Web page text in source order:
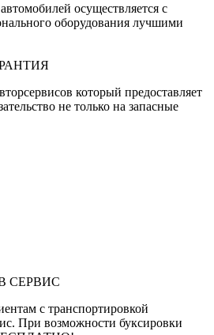
осуществляется с
оборудования лучшими
который предоставляет
не только на запасные
СЕРВИС
с транспортировкой
При возможности буксировки